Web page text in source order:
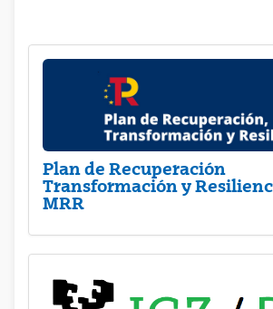
Plan de Recuperación
Transformación y
MRR